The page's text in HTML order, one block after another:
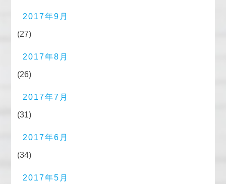
2017年9月
(27)
2017年8月
(26)
2017年7月
(31)
2017年6月
(34)
2017年5月